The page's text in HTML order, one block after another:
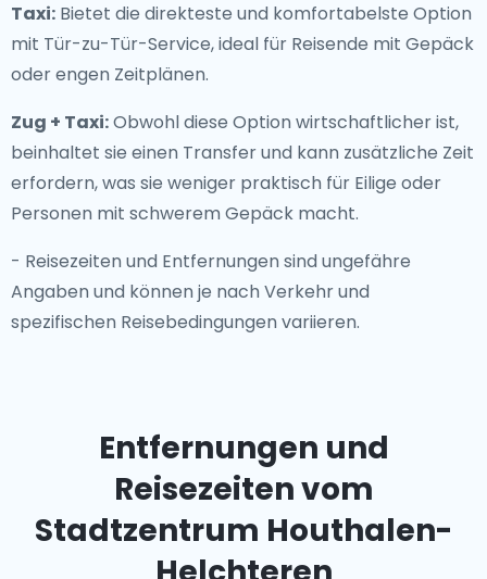
Taxi: Bietet die direkteste und komfortabelste Option
mit Tür-zu-Tür-Service, ideal für Reisende mit Gepäck
oder engen Zeitplänen.
Zug + Taxi:Obwohl diese Option wirtschaftlicher ist,
beinhaltet sie einen Transfer und kann zusätzliche Zeit
erfordern, was sie weniger praktisch für Eilige oder
Personen mit schwerem Gepäck macht.
- Reisezeiten und Entfernungen sind ungefähre
Angaben und können je nach Verkehr und
spezifischen Reisebedingungen variieren.
Entfernungen und
Reisezeiten vom
Stadtzentrum Houthalen-